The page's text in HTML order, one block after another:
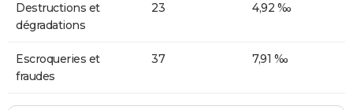
Destructions et
dégradations
23 4,92 ‰
Escroqueries et
fraudes
37 7,91 ‰